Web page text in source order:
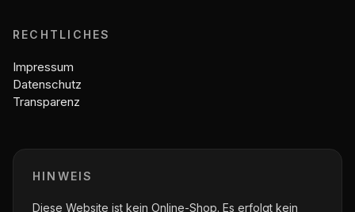
RECHTLICHES
Impressum
Datenschutz
Transparenz
HINWEIS
Diese Website ist kein Online-Shop. Es erfolgt kein